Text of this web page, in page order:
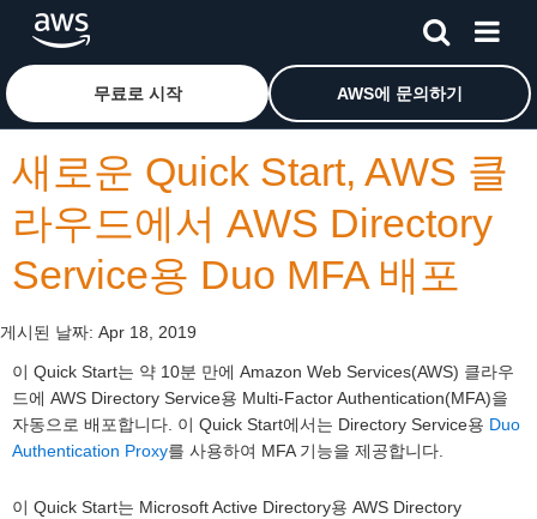
메인 콘텐츠로 건너뛰기Amazon Web Services 홈 페이지로 돌아가려면 여기를 클
무료로 시작 AWS에 문의하기
새로운 Quick Start, AWS 클
라우드에서 AWS Directory
Service용 Duo MFA 배포
게시된 날짜: Apr 18, 2019
이 Quick Start는 약 10분 만에 Amazon Web Services(AWS) 클라우
드에 AWS Directory Service용 Multi-Factor Authentication(MFA)을
자동으로 배포합니다. 이 Quick Start에서는 Directory Service용 Duo
Authentication Proxy를 사용하여 MFA 기능을 제공합니다.
이 Quick Start는 Microsoft Active Directory용 AWS Directory